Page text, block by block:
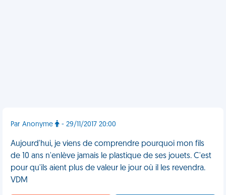
Par Anonyme - 29/11/2017 20:00
Aujourd'hui, je viens de comprendre pourquoi mon fils
de 10 ans n'enlève jamais le plastique de ses jouets. C'est
pour qu'ils aient plus de valeur le jour où il les revendra.
VDM